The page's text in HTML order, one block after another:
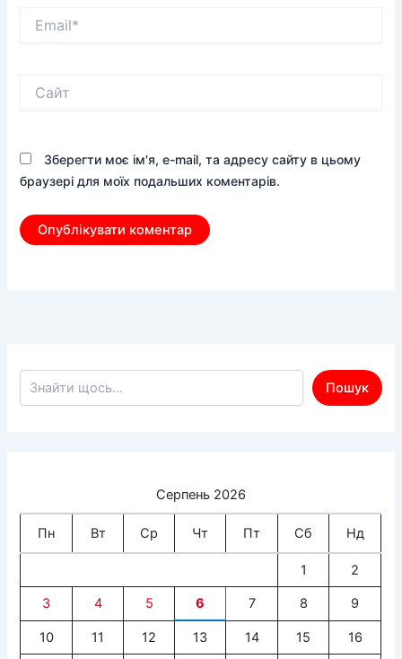
Зберегти моє ім'я, e-mail, та адресу сайту в цьому
браузері для моїх подальших коментарів.
Пошук по сайту
Пошук
Серпень 2026
Пн Вт Ср Чт Пт Сб Нд
1 2
3 4 5 6 7 8 9
10 11 12 13 14 15 16